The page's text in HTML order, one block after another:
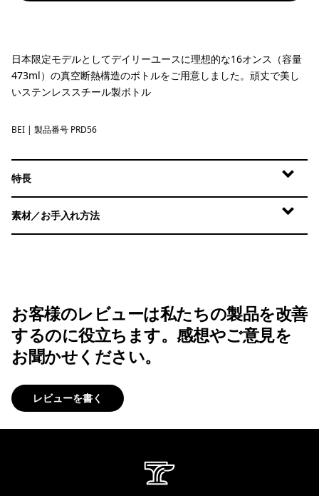
日本限定モデルとしてデイリーユースに理想的な16オンス（容量
473ml）の真空断熱構造のボトルをご用意しました。頑丈で美し
いステンレススチール製ボトル
Beige
BEI | 製品番号 PRD56
特長
素材／お手入れ方法
お客様のレビューは私たちの製品を改善
するのに役立ちます。感想やご意見を
お聞かせください。
レビューを書く